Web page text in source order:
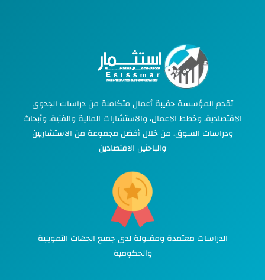
تقدم المؤسسة حقيبة أعمال متكاملة من دراسات الجدوى
الاقتصادية، وخطط الاعمال، والاستشارات المالية والفنية، وأبحاث
ودراسات السوق، من خلال أفضل مجموعة من الاستشاريين
والباحثين الاقتصادين
الدراسات معتمدة ومقبولة لدى جميع الجهات التمويلية
والحكومية